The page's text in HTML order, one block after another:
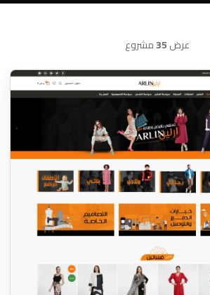
عرض35مشروع